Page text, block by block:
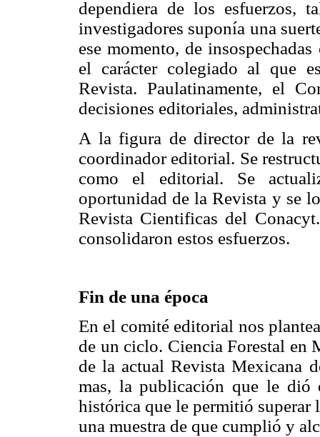
dependiera de los esfuerzos,
investigadores suponía una
ese momento, de
el carácter colegiado al que
Revista. Paulatinamente, el
decisiones editoriales,
A la figura de director de la
coordinador editorial. Se
como el editorial. Se
oportunidad de la Revista y se
Revista Cientificas del
consolidaron estos esfuerzos.
Fin de una época
En el comité editorial nos
de un ciclo. Ciencia Forestal en
de la actual Revista Mexicana
mas, la publicación que le dió
histórica que le permitió superar
una muestra de que cumplió y